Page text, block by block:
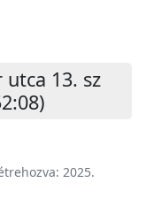
utca 13. sz
2025.